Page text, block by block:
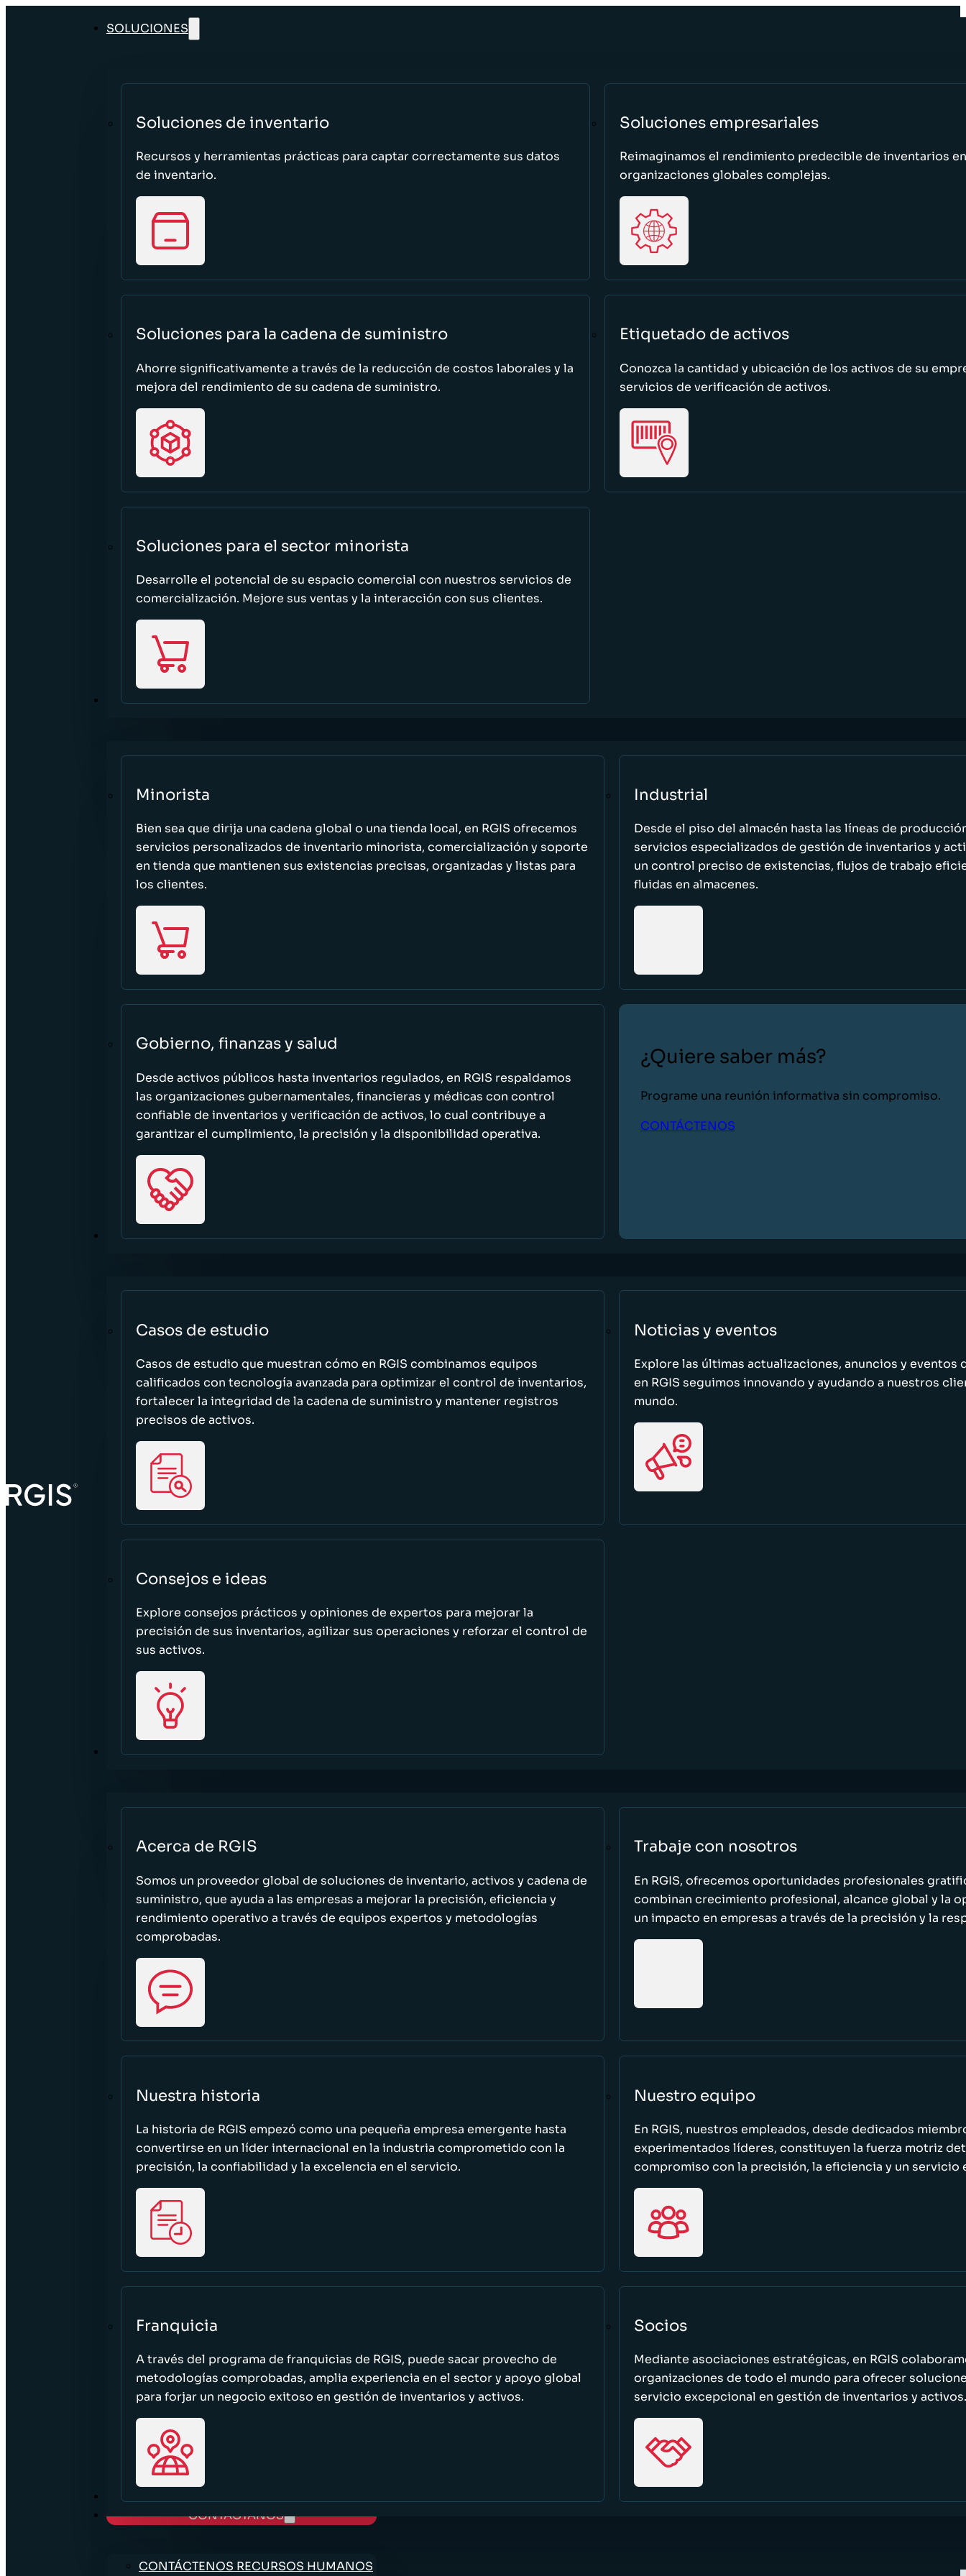
SOLUCIONES
Soluciones de inventario
Recursos y herramientas prácticas para captar correctamente sus datos
de inventario.
Soluciones empresariales
Reimaginamos el rendimiento predecible de inventarios en
organizaciones globales complejas.
Soluciones para la cadena de suministro
Ahorre significativamente a través de la reducción de costos laborales y la
mejora del rendimiento de su cadena de suministro.
Etiquetado de activos
Conozca la cantidad y ubicación de los activos de su
servicios de verificación de activos.
Soluciones para el sector minorista
Desarrolle el potencial de su espacio comercial con nuestros servicios de
comercialización. Mejore sus ventas y la interacción con sus clientes.
SECTORES
Minorista
Bien sea que dirija una cadena global o una tienda local, en RGIS ofrecemos
servicios personalizados de inventario minorista, comercialización y soporte
en tienda que mantienen sus existencias precisas, organizadas y listas para
los clientes.
Industrial
Desde el piso del almacén hasta las líneas de
servicios especializados de gestión de inventarios y
un control preciso de existencias, flujos de trabajo
fluidas en almacenes.
Gobierno, finanzas y salud
Desde activos públicos hasta inventarios regulados, en RGIS respaldamos
las organizaciones gubernamentales, financieras y médicas con control
confiable de inventarios y verificación de activos, lo cual contribuye a
garantizar el cumplimiento, la precisión y la disponibilidad operativa.
¿Quiere saber más?
Programe una reunión informativa sin compromiso.
CONTÁCTENOS
RECURSOS
Casos de estudio
Casos de estudio que muestran cómo en RGIS combinamos equipos
calificados con tecnología avanzada para optimizar el control de inventarios,
fortalecer la integridad de la cadena de suministro y mantener registros
precisos de activos.
Noticias y eventos
Explore las últimas actualizaciones, anuncios y eventos
en RGIS seguimos innovando y ayudando a nuestros
mundo.
Consejos e ideas
Explore consejos prácticos y opiniones de expertos para mejorar la
precisión de sus inventarios, agilizar sus operaciones y reforzar el control de
sus activos.
ACERCA DE
Acerca de RGIS
Somos un proveedor global de soluciones de inventario, activos y cadena de
suministro, que ayuda a las empresas a mejorar la precisión, eficiencia y
rendimiento operativo a través de equipos expertos y metodologías
comprobadas.
Trabaje con nosotros
En RGIS, ofrecemos oportunidades profesionales
combinan crecimiento profesional, alcance global y la
un impacto en empresas a través de la precisión y la
Nuestra historia
La historia de RGIS empezó como una pequeña empresa emergente hasta
convertirse en un líder internacional en la industria comprometido con la
precisión, la confiabilidad y la excelencia en el servicio.
Nuestro equipo
En RGIS, nuestros empleados, desde dedicados
experimentados líderes, constituyen la fuerza motriz
compromiso con la precisión, la eficiencia y un servicio
Franquicia
A través del programa de franquicias de RGIS, puede sacar provecho de
metodologías comprobadas, amplia experiencia en el sector y apoyo global
para forjar un negocio exitoso en gestión de inventarios y activos.
Socios
Mediante asociaciones estratégicas, en RGIS
organizaciones de todo el mundo para ofrecer
servicio excepcional en gestión de inventarios y activos.
TRABAJE CON NOSOTROS
CONTÁCTANOS
CONTÁCTENOS RECURSOS HUMANOS